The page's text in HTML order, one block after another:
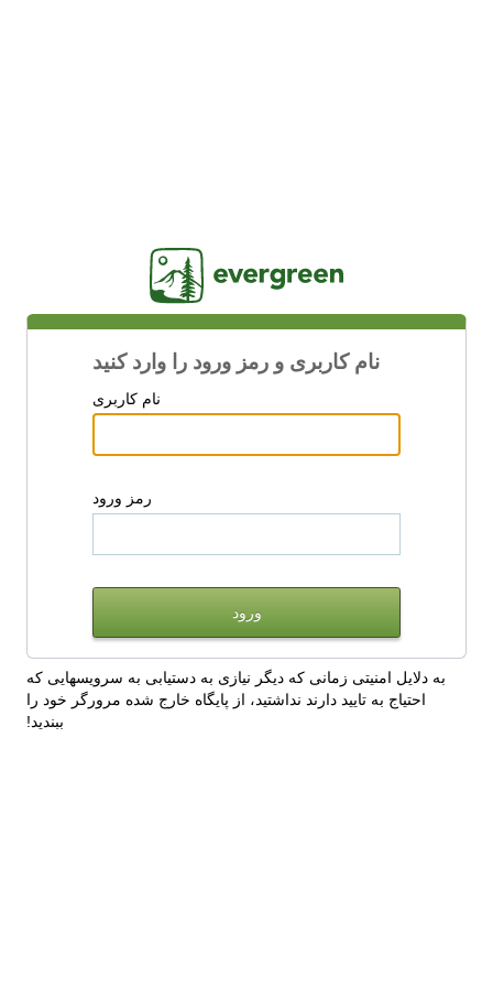
نام کاربری و رمز ورود را وارد کنید
نام کاربری
رمز ورود
به دلایل امنیتی زمانی که دیگر نیازی به دستیابی به سرویسهایی که
احتیاج به تایید دارند نداشتید، از پایگاه خارج شده مرورگر خود را
ببندید!